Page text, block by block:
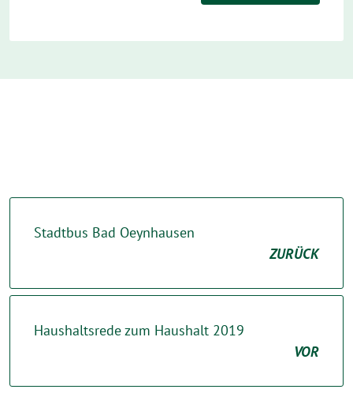
Stadtbus Bad Oeynhausen
ZURÜCK
Haushaltsrede zum Haushalt 2019
VOR